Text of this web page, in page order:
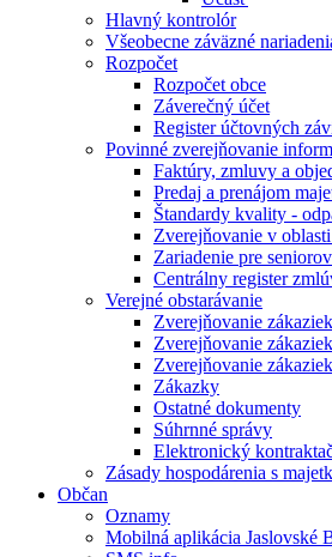
Hlavný kontrolór
Všeobecne záväzné
Rozpočet
Rozpočet obce
Záverečný účet
Register účtovných
Povinné zverejňovanie
Faktúry, zmluvy a
Predaj a prenájom
Štandardy kvality -
Zverejňovanie v
Zariadenie pre
Centrálny register
Verejné obstarávanie
Zverejňovanie
Zverejňovanie
Zverejňovanie
Zákazky
Ostatné dokumenty
Súhrnné správy
Elektronický
Zásady hospodárenia s
Občan
Oznamy
Mobilná aplikácia Jaslovské